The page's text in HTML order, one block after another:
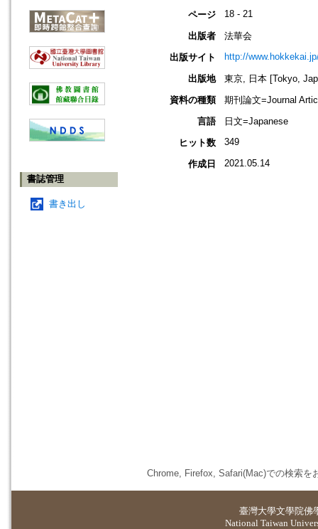
書誌管理
書き出し
ページ 18 - 21
出版者
法華会
出版サイト
http://
出版地
東京, 日本 [Tokyo,
資料の種類
期刊論文=Journal
言語
日文=Japanese
ヒット数
349
作成日 2021.05.14
Chrome, Firefox, Safari(Mac)での検索を
臺灣大學文學院佛
National Taiwan